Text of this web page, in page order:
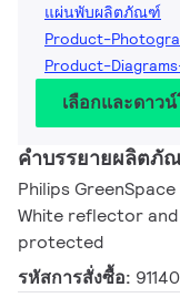
แผ่นพับผลิตภัณฑ์
Product-
Product-
เลือกและดาว
คำบรรยายผลิตภั
Philips
White reflector
protected
รหัสการสั่งซื้อ: